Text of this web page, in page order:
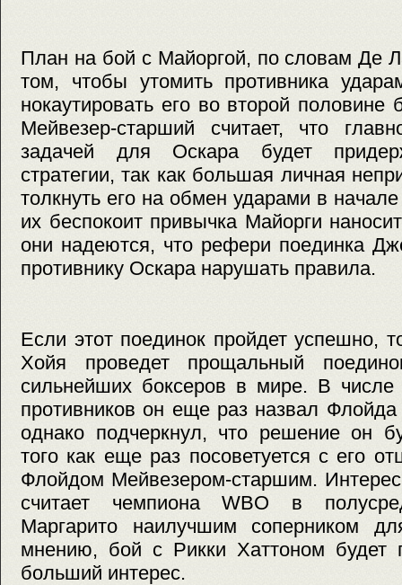
План на бой с Майоргой, по словам Де
том, чтобы утомить противника
нокаутировать его во второй
Мейвезер-старший считает, что
задачей для Оскара будет
стратегии, так как большая личная
толкнуть его на обмен ударами в
их беспокоит привычка Майорги
они надеются, что рефери поединка
противнику Оскара нарушать правила.
Если этот поединок пройдет успешно,
Хойя проведет прощальный
сильнейших боксеров в мире. В
противников он еще раз назвал
однако подчеркнул, что решение он
того как еще раз посоветуется с его
Флойдом Мейвезером-старшим.
считает чемпиона WBO в
Маргарито наилучшим соперником
мнению, бой с Рикки Хаттоном будет
больший интерес.